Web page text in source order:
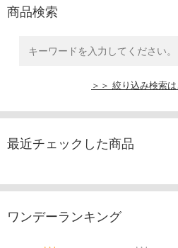
商品検索
＞＞ 絞り込み検索
最近チェックした商品
ワンデーランキング